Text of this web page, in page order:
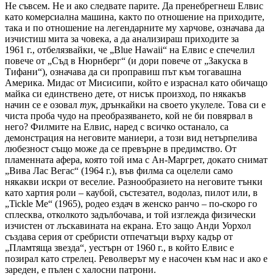
Не съвсем. Не и ако следвате парите. Да пренебрегнеш Елвис
като комерсиална машина, както по отношение на приходите,
така и по отношение на легендарните му харчове, означава да
изчистиш мита за човека, а да анализираш приходите за
1961 г., отбелязвайки, че „Blue Hawaii“ на Елвис е спечелил
повече от „Съд в Нюрнберг“ (и дори повече от „Закуска в
Тифани“), означава да си проправиш път към тогавашна
Америка. Мидас от Мисисипи, който е израснал като обичащо
майка си единствено дете, от нисък произход, по някакъв
начин се е озовал тук, дрънкайки на своето укулеле. Това си е
чиста проба чудо на преобразяването, кой не би повярвал в
него? Филмите на Елвис, наред с всичко останало, са
демонстрация на неговите маниери, а този вид нетърпелива
любезност също може да се превърне в предимство. От
пламенната афера, която той има с Ан-Маргрет, докато снимат
„Вива Лас Вегас“ (1964 г.), във филма са оцелели само
някакви искри от веселие. Разнообразието на неговите тънки
като хартия роли – каубой, състезател, водолаз, пилот или, в
„Tickle Me“ (1965), родео ездач в женско ранчо – по-скоро го
сплесква, отколкото задълбочава, и той изглежда физически
изчистен от лъскавината на екрана. Ето защо Анди Уорхол
създава серия от сребристи отпечатъци върху кадър от
„Пламтяща звезда“, уестърн от 1960 г., в който Елвис е
позирал като стрелец. Револверът му е насочен към нас и ако е
зареден, е пълен с халосни патрони.